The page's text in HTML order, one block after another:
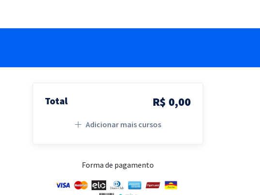
Total R$ 0,00
Adicionar mais cursos
Forma de pagamento